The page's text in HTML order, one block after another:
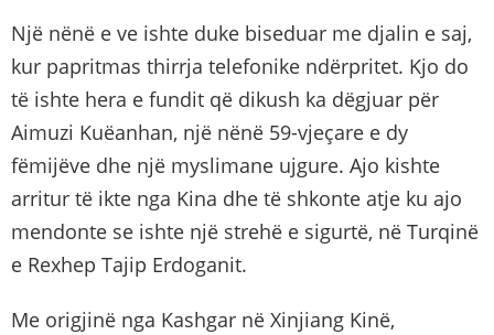
Një nënë e ve ishte duke biseduar me djalin e saj,
kur papritmas thirrja telefonike ndërpritet. Kjo do
të ishte hera e fundit që dikush ka dëgjuar për
Aimuzi Kuëanhan, një nënë 59-vjeçare e dy
fëmijëve dhe një myslimane ujgure. Ajo kishte
arritur të ikte nga Kina dhe të shkonte atje ku ajo
mendonte se ishte një strehë e sigurtë, në Turqinë
e Rexhep Tajip Erdoganit.
Me origjinë nga Kashgar në Xinjiang Kinë,